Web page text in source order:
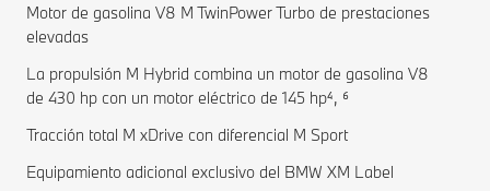
Motor de gasolina V8 M TwinPower Turbo de prestaciones
elevadas
La propulsión M Hybrid combina un motor de gasolina V8
de 430 hp con un motor eléctrico de 145 hp⁴, ⁶
Tracción total M xDrive con diferencial M Sport
Equipamiento adicional exclusivo del BMW XM Label